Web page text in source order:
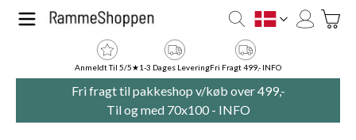
Skip to Content
DK
Anmeldt Til 5/5★1-3 Dages LeveringFri Fragt 499,- INFO
Fri fragt til pakkeshop v/køb over 499,-
Til og med 70x100 - INFO